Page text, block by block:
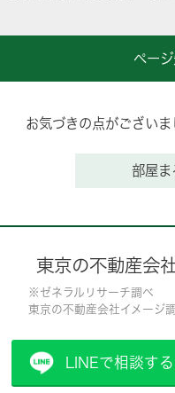
ペー
お気づきの点がございま
部屋ま
東京の不動産会
※ゼネラルリサーチ調べ
東京の不動産会社イメージ
LINEで相談する